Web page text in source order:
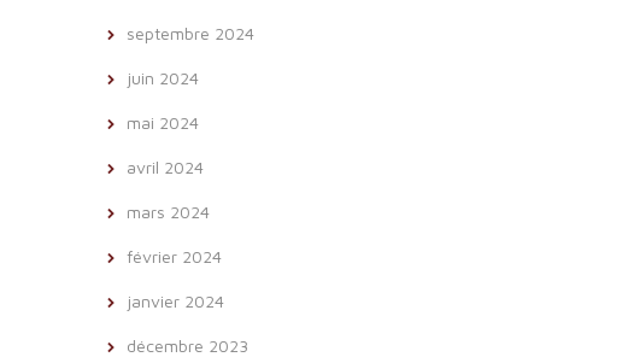
septembre 2024
juin 2024
mai 2024
avril 2024
mars 2024
février 2024
janvier 2024
décembre 2023